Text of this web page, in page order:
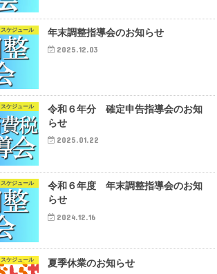
スケジュール 年末調整指導会のお知らせ
2025.12.03
スケジュール
令和６年分 確定申告指導会のお知
らせ
2025.01.22
スケジュール
令和６年度 年末調整指導会のお知
らせ
2024.12.16
スケジュール 夏季休業のお知らせ